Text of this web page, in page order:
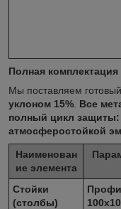
Полная комплектация
Мы поставляем
уклоном 15% Все
полный цикл защиты:
атмосферостойкой
Наименован
ие элемента
Стойки
(столбы)